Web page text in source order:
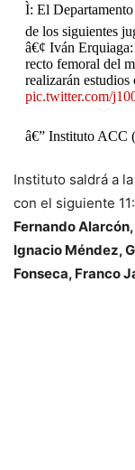
Ì: El
de los siguientes
â€¢ Iván Erquiaga:
recto femoral del
realizarán estudios
pic.twitter.com/
â€” Instituto ACC
Instituto saldrá a
con el siguiente 11:
Fernando
Ignacio Méndez,
Fonseca, Franco